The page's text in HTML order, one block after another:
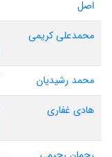
اصل
محمدعلی کریمی
محمد رشیدیان
هادی غفاری